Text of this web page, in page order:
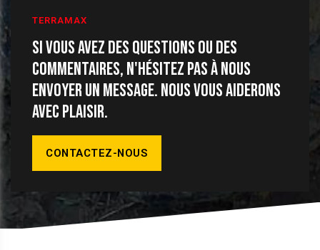
TERRAMAX
Si vous avez des questions ou des
commentaires, n'hésitez pas à nous
envoyer un message. Nous vous aiderons
avec plaisir.
CONTACTEZ-NOUS